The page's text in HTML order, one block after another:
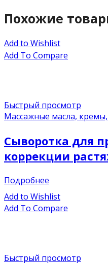
Похожие
Add to Wishlist
Add To Compare
Быстрый просмотр
Массажные масла, кремы,
Сыворотка для
коррекции
Подробнее
Add to Wishlist
Add To Compare
Быстрый просмотр